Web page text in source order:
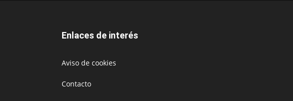
Enlaces de interés
Aviso de cookies
Contacto